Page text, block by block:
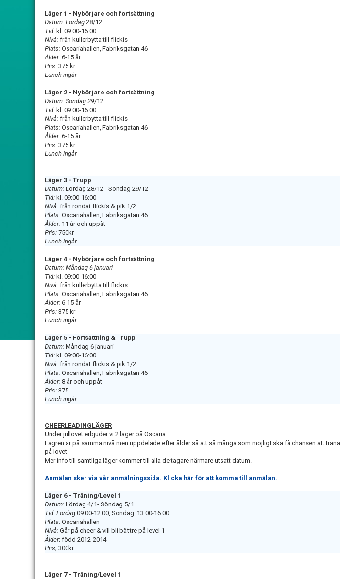
Läger 1 - Nybörjare och fortsättning
Datum: Lördag 28/12
Tid: kl. 09:00-16:00
Nivå: från kullerbytta till flickis
Plats: Oscariahallen, Fabriksgatan 46
Ålder: 6-15 år
Pris: 375 kr
Lunch ingår
Läger 2 - Nybörjare och fortsättning
Datum: Söndag 29/12
Tid: kl. 09:00-16:00
Nivå: från kullerbytta till flickis
Plats: Oscariahallen, Fabriksgatan 46
Ålder: 6-15 år
Pris: 375 kr
Lunch ingår
Läger 3 - Trupp
Datum: Lördag 28/12 - Söndag 29/12
Tid: kl. 09:00-16:00
Nivå: från rondat flickis & pik 1/2
Plats: Oscariahallen, Fabriksgatan 46
Ålder: 11 år och uppåt
Pris: 750kr
Lunch ingår
Läger 4 - Nybörjare och fortsättning
Datum: Måndag 6 januari
Tid: kl. 09:00-16:00
Nivå: från kullerbytta till flickis
Plats: Oscariahallen, Fabriksgatan 46
Ålder: 6-15 år
Pris: 375 kr
Lunch ingår
Läger 5 - Fortsättning & Trupp
Datum: Måndag 6 januari
Tid: kl. 09:00-16:00
Nivå: från rondat flickis & pik 1/2
Plats: Oscariahallen, Fabriksgatan 46
Ålder: 8 år och uppåt
Pris: 375
Lunch ingår
CHEERLEADINGLÄGER
Under jullovet erbjuder vi 2 läger på Oscaria.
Lägren är på samma nivå men uppdelade efter ålder så att så många som möjligt ska få chansen att träna
på lovet.
Mer info till samtliga läger kommer till alla deltagare närmare utsatt datum.
Anmälan sker via vår anmälningssida. Klicka här för att komma till anmälan.
Läger 6 - Träning/Level 1
Datum: Lördag 4/1- Söndag 5/1
Tid: Lördag 09:00-12:00, Söndag: 13:00-16:00
Plats: Oscariahallen
Nivå: Går på cheer & vill bli bättre på level 1
Ålder; född 2012-2014
Pris; 300kr
Läger 7 - Träning/Level 1